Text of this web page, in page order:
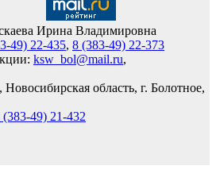
Ирина Владимировна
49) 22-435, 8 (383-49) 22-373
ksw_bol@mail.ru,
область, г. Болотное,
(383-49) 21-432